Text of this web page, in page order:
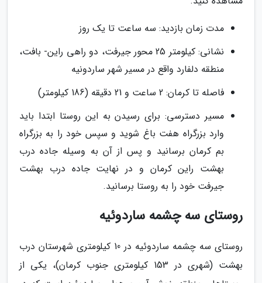
مدت زمان بازدید: سه ساعت تا یک روز
نشانی: کیلومتر 25 محور جیرفت، دو راهی راین- بافت،
منطقه دلفارد واقع در مسیر شهر ساردونیه
فاصله تا کرمان: 2 ساعت و 21 دقیقه (186 کیلومتر)
مسیر دسترسی: برای رسیدن به این روستا ابتدا باید
وارد بزرگراه هفت باغ شوید و سپس خود را به بزرگراه
بم کرمان برسانید و پس از آن به وسیله جاده درب
بهشت راین کرمان و در نهایت جاده درب بهشت
جیرفت خود را به روستا برسانید.
روستای سه چشمه ساردوئیه
روستای سه چشمه ساردوئیه در 10 کیلومتری شهرستان درب
بهشت (شهری در 153 کیلومتری جنوب کرمان)، یکی از